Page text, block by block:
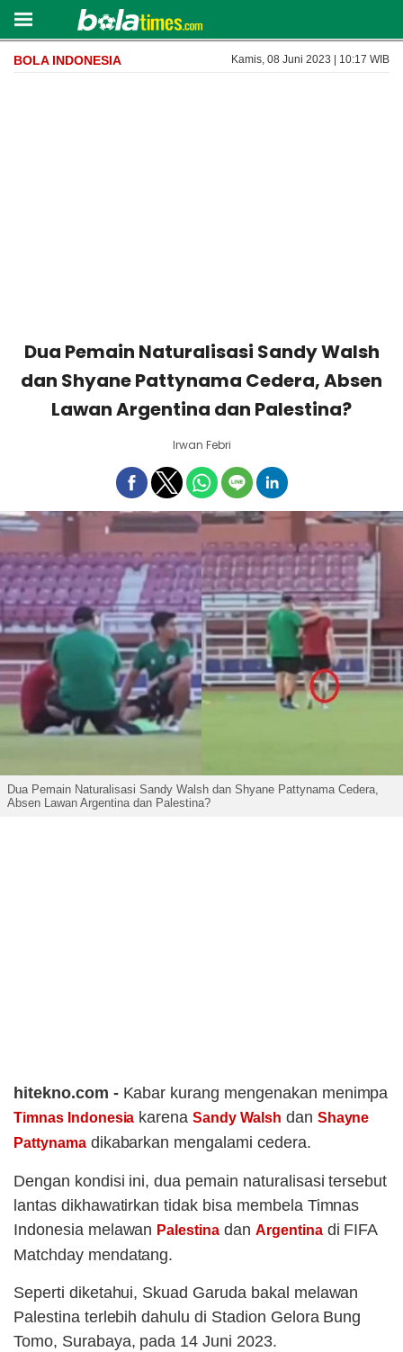
BOLA INDONESIA Kamis, 08 Juni 2023 | 10:17 WIB
Dua Pemain Naturalisasi Sandy Walsh
dan Shyane Pattynama Cedera, Absen
Lawan Argentina dan Palestina?
Irwan Febri
Dua Pemain Naturalisasi Sandy Walsh dan Shyane Pattynama Cedera,
Absen Lawan Argentina dan Palestina?
hitekno.com - Kabar kurang mengenakan menimpa
Timnas Indonesia karenaSandy Walsh dan Shayne
Pattynamadikabarkan mengalami cedera.
Dengan kondisi ini, dua pemain naturalisasi tersebut
lantas dikhawatirkan tidak bisa membela Timnas
Indonesia melawan Palestina dan Argentinadi FIFA
Matchday mendatang.
Seperti diketahui, Skuad Garuda bakal melawan
Palestina terlebih dahulu di Stadion Gelora Bung
Tomo, Surabaya, pada 14 Juni 2023.